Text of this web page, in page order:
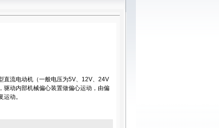
直流电动机（一般电压为5V、12V、24V
驱动内部机械偏心装置做偏心运动，由偏
动。